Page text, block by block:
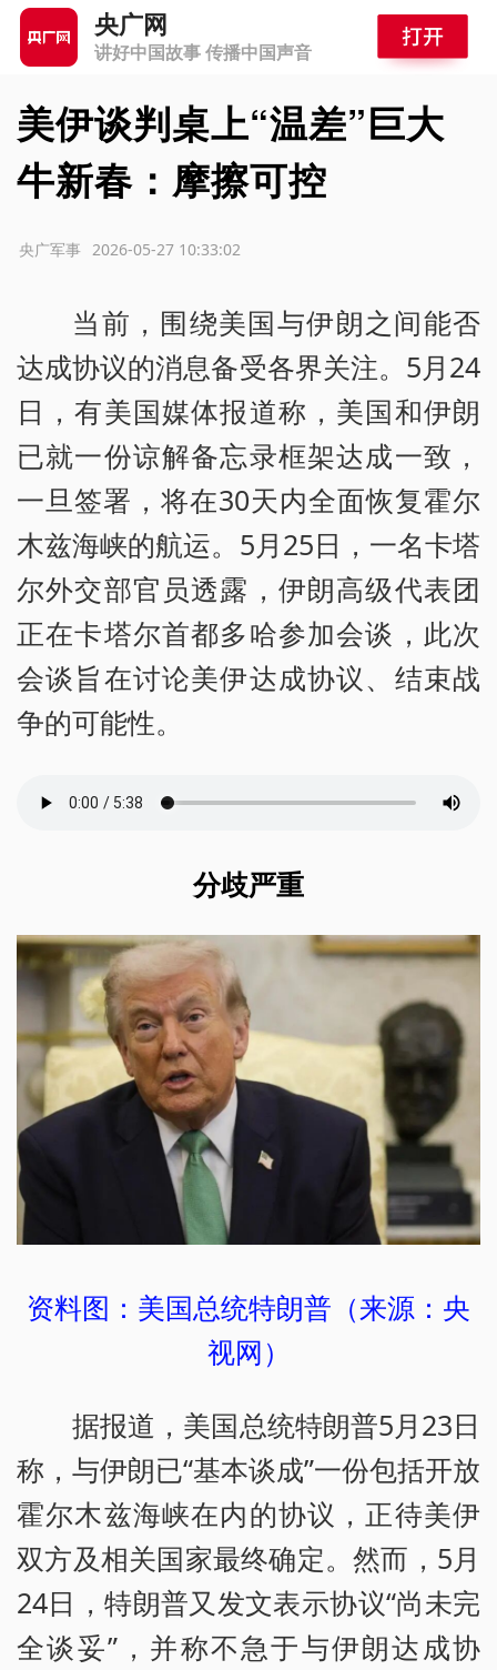
央广网
讲好中国故事 传播中国声音
美伊谈判桌上“温差”巨大
牛新春：摩擦可控
2026-05-27 10:33:02
央广军事
当前，围绕美国与伊朗之间能否
达成协议的消息备受各界关注。5月24
日，有美国媒体报道称，美国和伊朗
已就一份谅解备忘录框架达成一致，
一旦签署，将在30天内全面恢复霍尔
木兹海峡的航运。5月25日，一名卡塔
尔外交部官员透露，伊朗高级代表团
正在卡塔尔首都多哈参加会谈，此次
会谈旨在讨论美伊达成协议、结束战
争的可能性。
分歧严重
资料图：美国总统特朗普（来源：央
视网）
据报道，美国总统特朗普5月23日
称，与伊朗已“基本谈成”一份包括开放
霍尔木兹海峡在内的协议，正待美伊
双方及相关国家最终确定。然而，5月
24日，特朗普又发文表示协议“尚未完
全谈妥”，并称不急于与伊朗达成协